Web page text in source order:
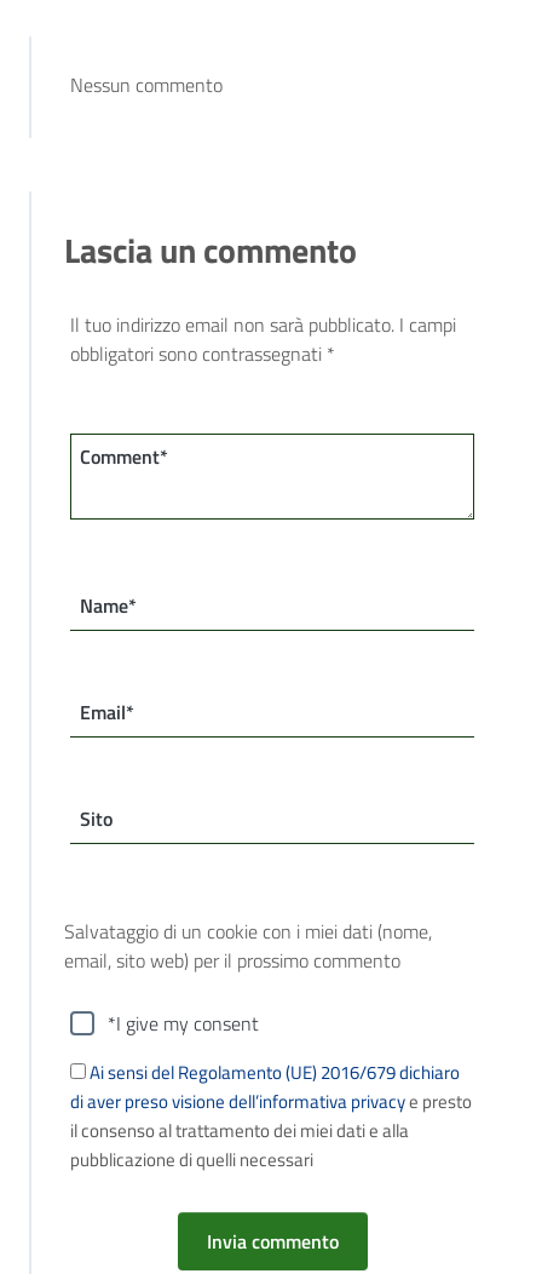
Nessun commento
Lascia un commento
Il tuo indirizzo email non sarà pubblicato. I campi
obbligatori sono contrassegnati *
Comment*
Name*
Email*
Sito
Salvataggio di un cookie con i miei dati (nome,
email, sito web) per il prossimo commento
*I give my consent
Ai sensi del Regolamento (UE) 2016/679 dichiaro
di aver preso visione dell’informativa privacye presto
il consenso al trattamento dei miei dati e alla
pubblicazione di quelli necessari